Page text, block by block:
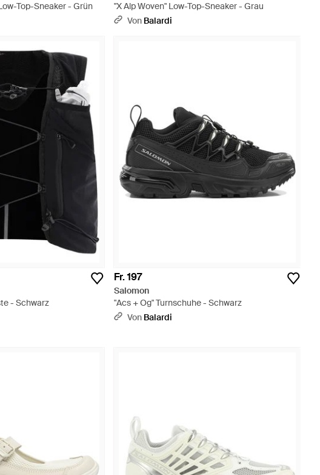
Top-Sneaker - Grün
"X Alp Woven" Low-Top-Sneaker - Grau
Von Balardi
- Schwarz
Fr. 197
Salomon
"Acs + Og" Turnschuhe - Schwarz
Von Balardi